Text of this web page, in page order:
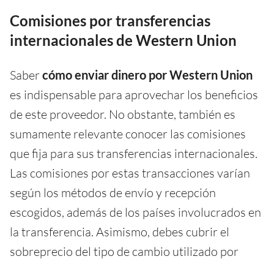
Comisiones por transferencias
internacionales de Western Union
Sabercómo enviar dinero por Western Union
es indispensable para aprovechar los beneficios
de este proveedor. No obstante, también es
sumamente relevante conocer las comisiones
que fija para sus transferencias internacionales.
Las comisiones por estas transacciones varían
según los métodos de envío y recepción
escogidos, además de los países involucrados en
la transferencia. Asimismo, debes cubrir el
sobreprecio del tipo de cambio utilizado por